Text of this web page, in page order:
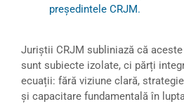
președintele CRJM.
Juriștii CRJM subliniază că
sunt subiecte izolate, ci părți
ecuații: fără viziune clară,
și capacitare fundamentală în